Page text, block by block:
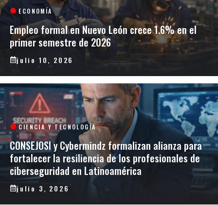
ECONOMÍA
Empleo formal en Nuevo León crece 1.6% en el
primer semestre de 2026
julio 10, 2026
CIENCIA Y TECNOLOGÍA
CONSEJOSI y Cybermindz formalizan alianza para
fortalecer la resiliencia de los profesionales de
ciberseguridad en Latinoamérica
julio 3, 2026